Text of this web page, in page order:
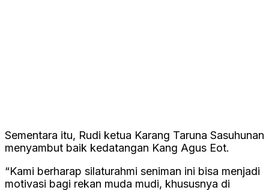
Sementara itu, Rudi ketua Karang Taruna Sasuhunan
menyambut baik kedatangan Kang Agus Eot.
“Kami berharap silaturahmi seniman ini bisa menjadi
motivasi bagi rekan muda mudi, khususnya di